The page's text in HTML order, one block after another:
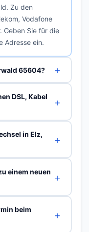
Zu den
Vodafone
Geben Sie für die
Adresse ein.
65604?
DSL, Kabel
in Elz,
einem neuen
beim